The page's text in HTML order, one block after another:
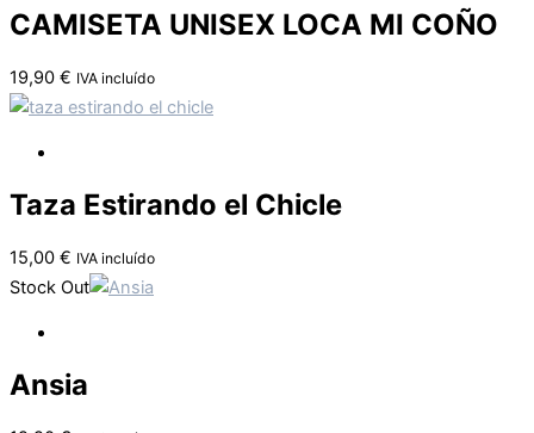
CAMISETA UNISEX LOCA MI COÑO
19,90 € IVA incluído
Taza Estirando el Chicle
15,00 € IVA incluído
Stock Out
Ansia